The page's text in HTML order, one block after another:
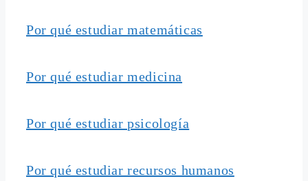
Por qué estudiar matemáticas
Por qué estudiar medicina
Por qué estudiar psicología
Por qué estudiar recursos humanos